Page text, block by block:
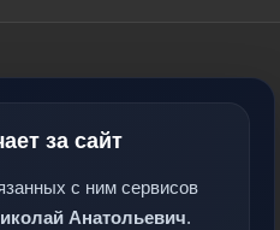
за сайт
с ним сервисов
Анатольевич.